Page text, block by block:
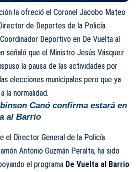
la ofreció el Coronel Jacobo Mateo
de Deportes de la Policía
Deportivo en De Vuelta al
señaló que el Ministro Jesús Vásquez
la pausa de las actividades por
elecciones municipales pero que ya
la normalidad.
Canó confirma estará en
al Barrio
el Director General de la Policía
Antonio Guzmán Peralta, ha sido
el programa De Vuelta al Barrio